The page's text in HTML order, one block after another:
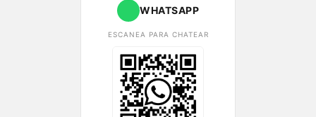
WHATSAPP
ESCANEA PARA CHATEAR